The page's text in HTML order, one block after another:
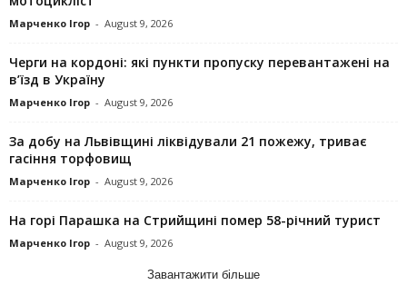
Марченко Ігор - August 9, 2026
Черги на кордоні: які пункти пропуску перевантажені на
в’їзд в Україну
Марченко Ігор - August 9, 2026
За добу на Львівщині ліквідували 21 пожежу, триває
гасіння торфовищ
Марченко Ігор - August 9, 2026
На горі Парашка на Стрийщині помер 58-річний турист
Марченко Ігор - August 9, 2026
Завантажити більше